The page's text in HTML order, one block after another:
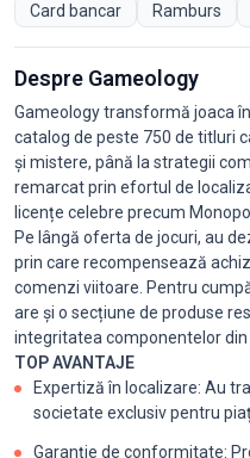
Card bancar Ramburs
Despre Gameology
Gameology transformă joaca
catalog de peste 750 de titluri
și mistere, până la strategii
remarcat prin efortul de
licențe celebre precum
Pe lângă oferta de jocuri, au
prin care recompensează
comenzi viitoare. Pentru
are și o secțiune de produse
integritatea componentelor din
TOP AVANTAJE
Expertiză în localizare: Au
societate exclusiv pentru
Garanție de conformitate: